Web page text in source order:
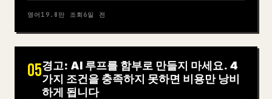
영어 19.8만 조회 6일 전
05경고: AI 루프를 함부로 만들지 마세요. 4
가지 조건을 충족하지 못하면 비용만 낭비
하게 됩니다